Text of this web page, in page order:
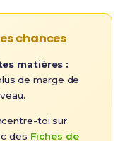
chances
matières :
de marge de
toi sur
des Fiches de